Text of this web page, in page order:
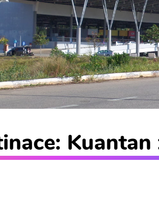
Kuantan